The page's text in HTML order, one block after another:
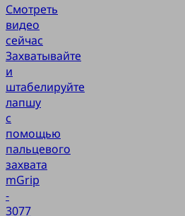
Смотреть
видео
сейчас
Захватывайте
и
штабелируйте
лапшу
с
помощью
пальцевого
захвата
mGrip
-
3077